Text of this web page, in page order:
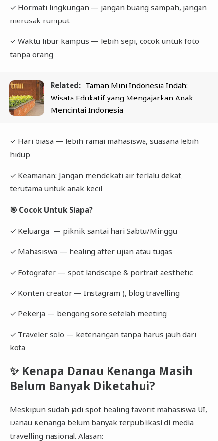
✓ Hormati lingkungan — jangan buang sampah, jangan
merusak rumput
✓ Waktu libur kampus — lebih sepi, cocok untuk foto
tanpa orang
Related: Taman Mini Indonesia Indah:
Wisata Edukatif yang Mengajarkan Anak
Mencintai Indonesia
✓ Hari biasa — lebih ramai mahasiswa, suasana lebih
hidup
✓ Keamanan: Jangan mendekati air terlalu dekat,
terutama untuk anak kecil
🎯 Cocok Untuk Siapa?
✓ Keluarga — piknik santai hari Sabtu/Minggu
✓ Mahasiswa — healing after ujian atau tugas
✓ Fotografer — spot landscape & portrait aesthetic
✓ Konten creator — Instagram ), blog travelling
✓ Pekerja — bengong sore setelah meeting
✓ Traveler solo — ketenangan tanpa harus jauh dari
kota
✨ Kenapa Danau Kenanga Masih
Belum Banyak Diketahui?
Meskipun sudah jadi spot healing favorit mahasiswa UI,
Danau Kenanga belum banyak terpublikasi di media
travelling nasional. Alasan: